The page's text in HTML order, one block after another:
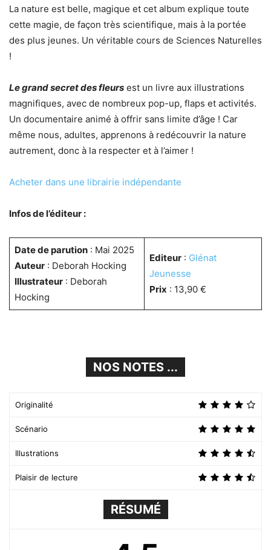
La nature est belle, magique et cet album explique toute
cette magie, de façon très scientifique, mais à la portée
des plus jeunes. Un véritable cours de Sciences Naturelles
!
Le grand secret des fleurs est un livre aux illustrations
magnifiques, avec de nombreux pop-up, flaps et activités.
Un documentaire animé à offrir sans limite d’âge ! Car
même nous, adultes, apprenons à redécouvrir la nature
autrement, donc à la respecter et à l’aimer !
Acheter dans une librairie indépendante
Infos de l’éditeur :
Date de parution: Mai 2025
Auteur: Deborah Hocking
Illustrateur: Deborah
Hocking
Editeur: Glénat
Jeunesse
Prix : 13,90 €
NOS NOTES ...
Originalité
Scénario
Illustrations
Plaisir de lecture
RÉSUMÉ